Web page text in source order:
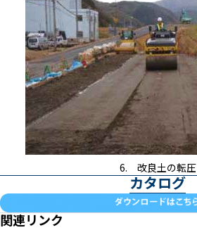
6. 改良土の転圧
カタログ
関連リンク